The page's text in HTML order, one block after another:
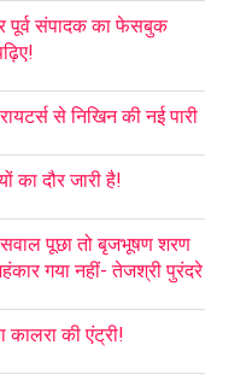
पूर्व संपादक का फेसबुक
से निखिन की नई पारी
का दौर जारी है!
पूछा तो बृजभूषण शरण
गया नहीं- तेजश्री पुरंदरे
की एंट्री!